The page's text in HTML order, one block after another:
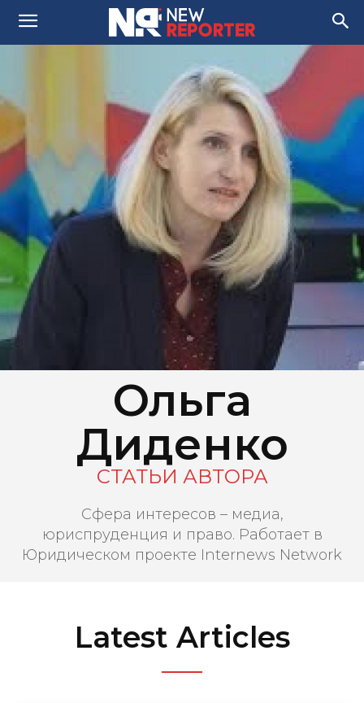
Ольга
Диденко
СТАТЬИ АВТОРА
Сфера интересов – медиа,
юриспруденция и право. Работает в
Юридическом проекте Internews Network
Latest Articles